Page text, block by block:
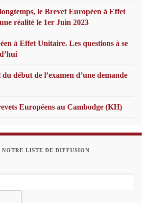
le Brevet Européen à Effet
réalité le 1er Juin 2023
à Effet Unitaire. Les questions à se
début de l’examen d’une demande
Européens au Cambodge (KH)
NOTRE LISTE DE DIFFUSION